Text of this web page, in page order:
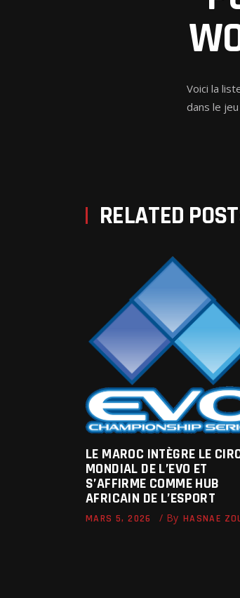
Voici la
dans le
RELATED
LE MAROC INTÈGRE LE
MONDIAL DE L’EVO ET
S’AFFIRME COMME HUB
AFRICAIN DE L’ESPORT
MARS 5, 2026 By HASNAE